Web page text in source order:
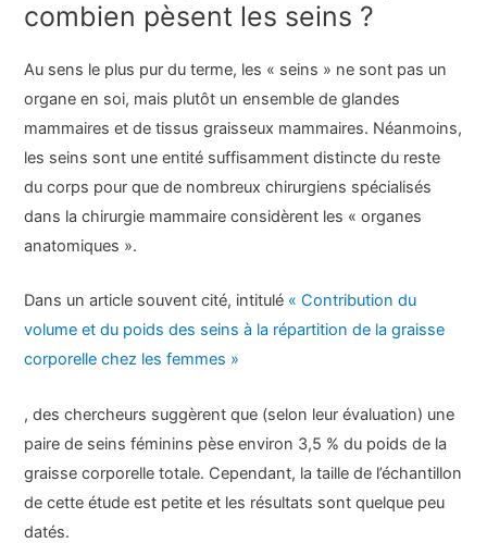
combien pèsent les seins ?
Au sens le plus pur du terme, les « seins » ne sont pas un
organe en soi, mais plutôt un ensemble de glandes
mammaires et de tissus graisseux mammaires. Néanmoins,
les seins sont une entité suffisamment distincte du reste
du corps pour que de nombreux chirurgiens spécialisés
dans la chirurgie mammaire considèrent les « organes
anatomiques ».
Dans un article souvent cité, intitulé « Contribution du
volume et du poids des seins à la répartition de la graisse
corporelle chez les femmes »
, des chercheurs suggèrent que (selon leur évaluation) une
paire de seins féminins pèse environ 3,5 % du poids de la
graisse corporelle totale. Cependant, la taille de l’échantillon
de cette étude est petite et les résultats sont quelque peu
datés.